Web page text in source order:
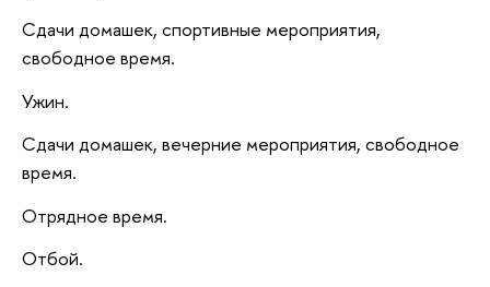
Сдачи домашек, спортивные мероприятия,
свободное время.
Ужин.
Сдачи домашек, вечерние мероприятия, свободное
время.
Отрядное время.
Отбой.